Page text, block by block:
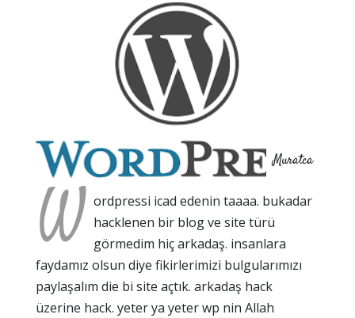
Muratca
W ordpressi icad edenin taaaa. bukadar
hacklenen bir blog ve site türü
görmedim hiç arkadaş. insanlara
faydamız olsun diye fikirlerimizi bulgularımızı
paylaşalım die bi site açtık. arkadaş hack
üzerine hack. yeter ya yeter wp nin Allah